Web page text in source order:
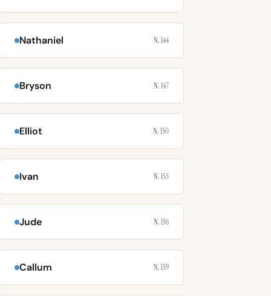
Nathaniel N. 144
Bryson N. 147
Elliot N. 150
Ivan N. 153
Jude N. 156
Callum N. 159